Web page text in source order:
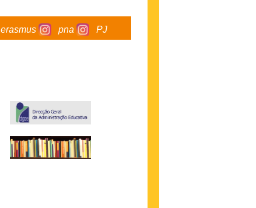
erasmus pna PJ